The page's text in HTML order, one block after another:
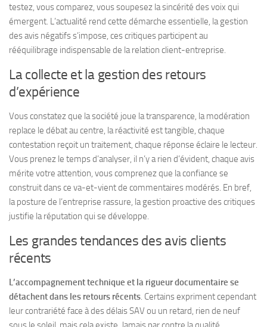
testez, vous comparez, vous soupesez la sincérité des voix qui
émergent. L’actualité rend cette démarche essentielle, la gestion
des avis négatifs s’impose, ces critiques participent au
rééquilibrage indispensable de la relation client-entreprise.
La collecte et la gestion des retours
d’expérience
Vous constatez que la société joue la transparence, la modération
replace le débat au centre, la réactivité est tangible, chaque
contestation reçoit un traitement, chaque réponse éclaire le lecteur.
Vous prenez le temps d’analyser, il n’y a rien d’évident, chaque avis
mérite votre attention, vous comprenez que la confiance se
construit dans ce va-et-vient de commentaires modérés. En bref,
la posture de l’entreprise rassure, la gestion proactive des critiques
justifie la réputation qui se développe.
Les grandes tendances des avis clients
récents
L’accompagnement technique et la rigueur documentaire se
détachent dans les retours récents. Certains expriment cependant
leur contrariété face à des délais SAV ou un retard, rien de neuf